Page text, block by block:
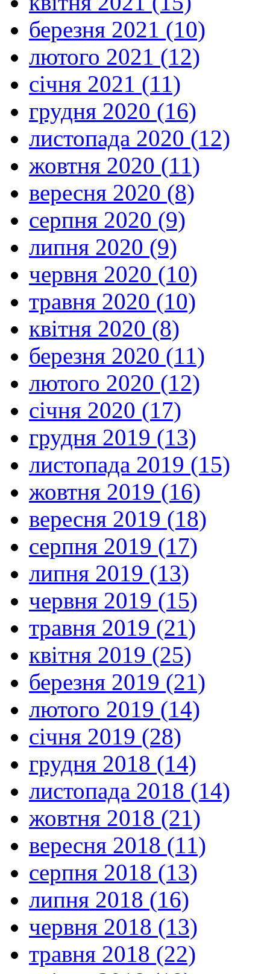
березня 2021 (10)
лютого 2021 (12)
січня 2021 (11)
грудня 2020 (16)
листопада 2020 (12)
жовтня 2020 (11)
вересня 2020 (8)
серпня 2020 (9)
липня 2020 (9)
червня 2020 (10)
травня 2020 (10)
квітня 2020 (8)
березня 2020 (11)
лютого 2020 (12)
січня 2020 (17)
грудня 2019 (13)
листопада 2019 (15)
жовтня 2019 (16)
вересня 2019 (18)
серпня 2019 (17)
липня 2019 (13)
червня 2019 (15)
травня 2019 (21)
квітня 2019 (25)
березня 2019 (21)
лютого 2019 (14)
січня 2019 (28)
грудня 2018 (14)
листопада 2018 (14)
жовтня 2018 (21)
вересня 2018 (11)
серпня 2018 (13)
липня 2018 (16)
червня 2018 (13)
травня 2018 (22)